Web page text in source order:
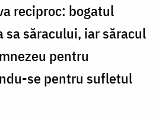
reciproc: bogatul
sa săracului, iar săracul
pentru
se pentru sufletul